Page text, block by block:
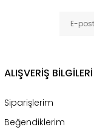
ALIŞVERİŞ BİLGİLERİ
Siparişlerim
Beğendiklerim